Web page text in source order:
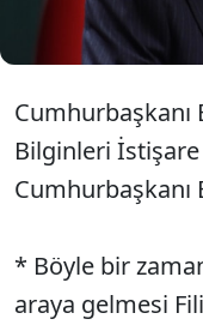
Cumhurbaşkanı
Bilginleri İstişare
Cumhurbaşkanı
* Böyle bir
araya gelmesi